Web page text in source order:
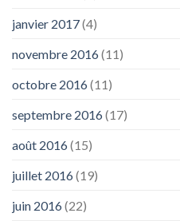
janvier 2017(4)
novembre 2016(11)
octobre 2016(11)
septembre 2016(17)
août 2016(15)
juillet 2016(19)
juin 2016(22)